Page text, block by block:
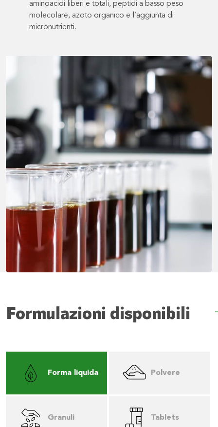
aminoacidi liberi e totali, peptidi a basso peso
molecolare, azoto organico e l’aggiunta di
micronutrienti.
Formulazioni disponibili
Forma liquida Polvere
Granuli Tablets